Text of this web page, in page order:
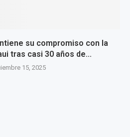
su compromiso con la
tras casi 30 años de...
15, 2025